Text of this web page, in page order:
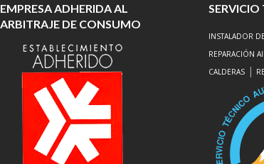
EMPRESA ADHERIDA AL
ARBITRAJE DE CONSUMO
INSTALADOR
REPARACIÓN
CALDERAS|